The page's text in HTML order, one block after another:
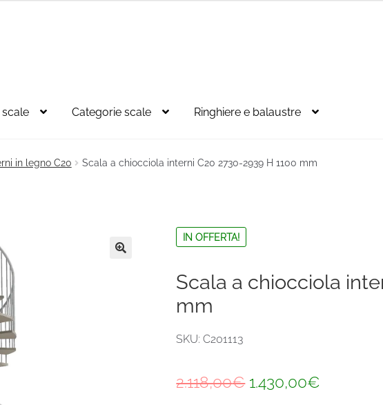
Categorie scale Ringhiere e balaustre
in legno C20 Scala a chiocciola interni C20 2730-2939 H 1100 mm
IN OFFERTA!
Scala a chiocciola
mm
SKU: C201113
2.118,00€ Il
1.430,00€